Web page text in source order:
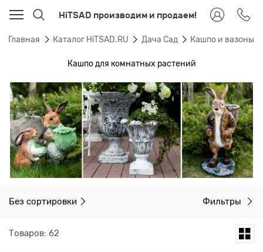
HiTSAD производим и продаем!
Главная Каталог HiTSAD.RU Дача Сад Кашпо и вазоны
Кашпо для комнатных растений
Без сортировки Фильтры
Товаров: 62